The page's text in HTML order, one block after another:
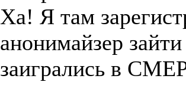
Ха! Я там
анонимайзер
заигрались в